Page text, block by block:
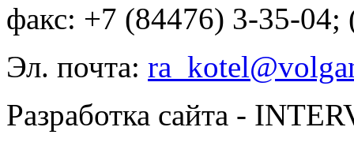
факс: +7 (84476) 3-35-04;
Эл. почта:
Разработка сайта -